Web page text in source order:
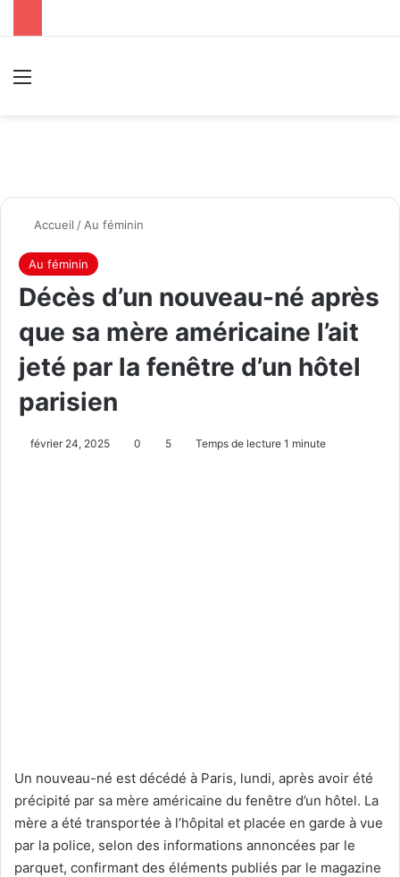
Accueil / Au féminin
Au féminin
Décès d’un nouveau-né après
que sa mère américaine l’ait
jeté par la fenêtre d’un hôtel
parisien
février 24, 2025 0 5 Temps de lecture 1 minute
Un nouveau-né est décédé à Paris, lundi, après avoir été
précipité par sa mère américaine du fenêtre d’un hôtel. La
mère a été transportée à l’hôpital et placée en garde à vue
par la police, selon des informations annoncées par le
parquet, confirmant des éléments publiés par le magazine